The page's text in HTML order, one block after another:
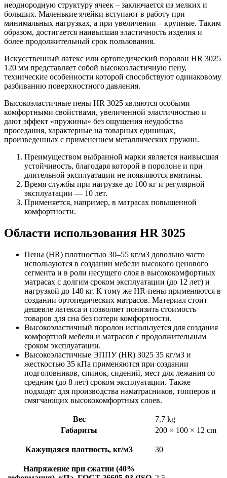
неоднородную структуру ячеек – заключается из мелких и
больших. Маленькие ячейки вступают в работу при
минимальных нагрузках, а при увеличении – крупные. Таким
образом, достигается наивысшая эластичность изделия и
более продолжительный срок пользования.
Искусственный латекс или ортопедический поролон HR 3025
120 мм представляет собой высокоэластичную пену,
технические особенности которой способствуют одинаковому
разбиванию поверхностного давления.
Высокоэластичные пены HR 3025 являются особыми
комфортными свойствами, увеличенной эластичностью и
дают эффект «пружины» без ощущения неудобства
проседания, характерные на товарных единицах,
произведенных с применением металлических пружин.
Преимуществом выбранной марки является наивысшая
устойчивость, благодаря которой в поролоне и при
длительной эксплуатации не появляются вмятины.
Время службы при нагрузке до 100 кг и регулярной
эксплуатации — 10 лет.
Применяется, например, в матрасах повышенной
комфортности.
Области использования HR 3025
Пены (HR) плотностью 30–55 кг/м3 довольно часто
используются в создании мебели высокого ценового
сегмента и в роли несущего слоя в высококомфортных
матрасах с долгим сроком эксплуатации (до 12 лет) и
нагрузкой до 140 кг. К тому же HR-пены применяются в
создании ортопедических матрасов. Материал стоит
дешевле латекса и позволяет понизить стоимость
товаров для сна без потери комфортности.
Высокоэластичный поролон используется для создания
комфортной мебели и матрасов с продолжительным
сроком эксплуатации.
Высокоэластичные ЭППУ (HR) 3025 35 кг/м3 и
жесткостью 35 кПа применяются при создании
подголовников, спинок, сидений, мест для лежания со
средним (до 8 лет) сроком эксплуатации. Также
подходят для производства наматрасников, топперов и
смягчающих высококомфортных слоев.
Вес
7.7 kg
Габариты
200 × 100 × 12 cm
Кажущаяся плотность, кг/м3 30
Напряжение при сжатии (40%